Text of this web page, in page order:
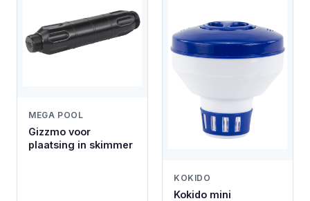
MEGA POOL
Gizzmo voor
plaatsing in skimmer
KOKIDO
Kokido mini